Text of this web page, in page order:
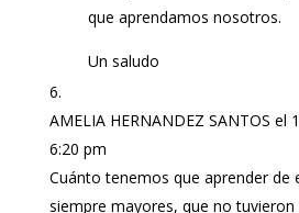
que aprendamos nosotros.
Un saludo
AMELIA HERNANDEZ SANTOS el
6:20 pm
Cuánto tenemos que aprender de
siempre mayores, que no